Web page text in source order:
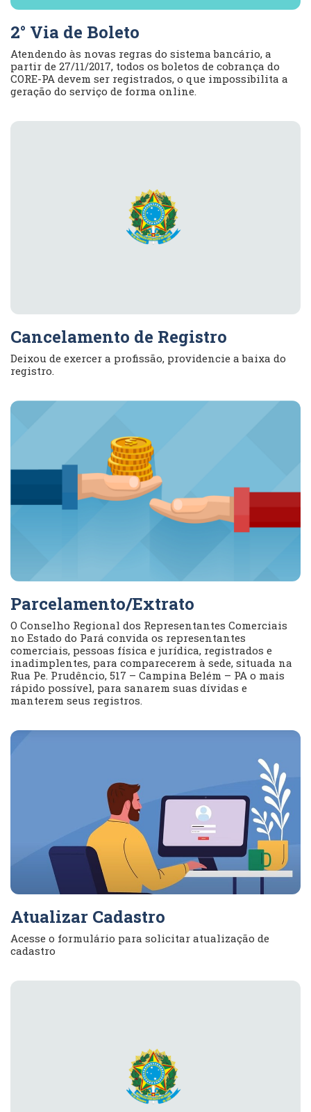
2° Via de Boleto
Atendendo às novas regras do sistema bancário, a
partir de 27/11/2017, todos os boletos de cobrança do
CORE-PA devem ser registrados, o que impossibilita a
geração do serviço de forma online.
Cancelamento de Registro
Deixou de exercer a profissão, providencie a baixa do
registro.
Parcelamento/Extrato
O Conselho Regional dos Representantes Comerciais
no Estado do Pará convida os representantes
comerciais, pessoas física e jurídica, registrados e
inadimplentes, para comparecerem à sede, situada na
Rua Pe. Prudêncio, 517 – Campina Belém – PA o mais
rápido possível, para sanarem suas dívidas e
manterem seus registros.
Atualizar Cadastro
Acesse o formulário para solicitar atualização de
cadastro